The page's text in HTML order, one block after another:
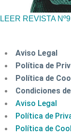
LEER REVISTA Nº9
Aviso Legal
Política de
Política de
Condiciones
Aviso Legal
Política de
Política de